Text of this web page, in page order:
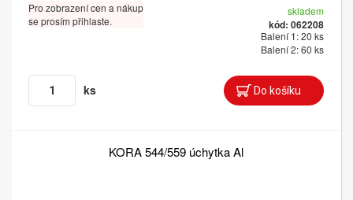
Pro zobrazení cen a nákup
se prosím přihlaste.
skladem
kód: 062208
Balení 1: 20 ks
Balení 2: 60 ks
ks
KORA 544/559 úchytka Al